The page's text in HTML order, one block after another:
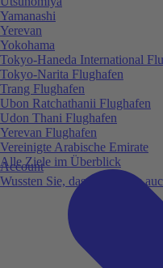
Account
Wussten Sie, dass Sie vieles
Yamanashi
Yerevan
Yokohama
Tokyo-Haneda International
Tokyo-Narita Flughafen
Trang Flughafen
Ubon Ratchathanii Flughafen
Udon Thani Flughafen
Yerevan Flughafen
Vereinigte Arabische Emirate
Alle Ziele im Überblick